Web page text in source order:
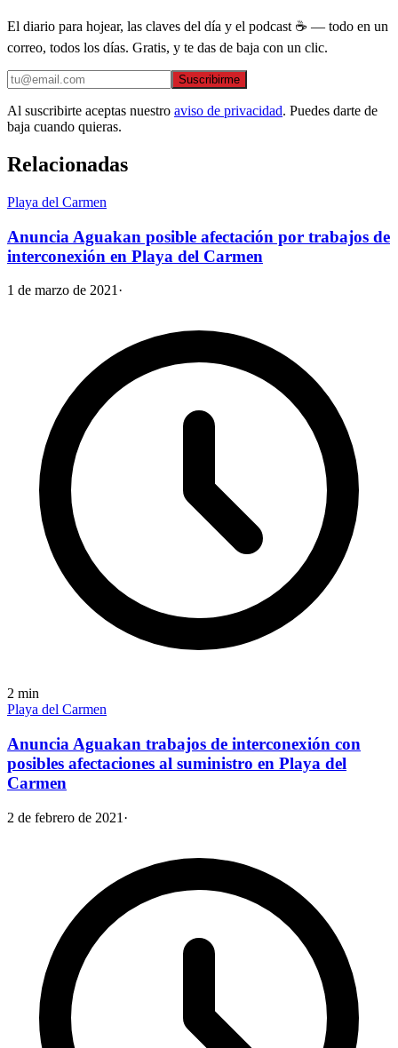
El diario para hojear, las claves del día y el podcast ☕ — todo en un
correo, todos los días. Gratis, y te das de baja con un clic.
Suscribirme
Al suscribirte aceptas nuestro aviso de privacidad. Puedes darte de
baja cuando quieras.
Relacionadas
Playa del Carmen
Anuncia Aguakan posible afectación por trabajos de
interconexión en Playa del Carmen
1 de marzo de 2021 ·
2 min
Playa del Carmen
Anuncia Aguakan trabajos de interconexión con
posibles afectaciones al suministro en Playa del
Carmen
2 de febrero de 2021 ·